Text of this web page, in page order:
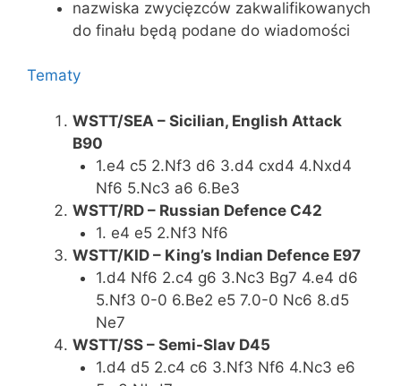
nazwiska zwycięzców zakwalifikowanych
do finału będą podane do wiadomości
Tematy
WSTT/SEA – Sicilian, English Attack
B90
1.e4 c5 2.Nf3 d6 3.d4 cxd4 4.Nxd4
Nf6 5.Nc3 a6 6.Be3
WSTT/RD – Russian Defence C42
1. e4 e5 2.Nf3 Nf6
WSTT/KID – King’s Indian Defence E97
1.d4 Nf6 2.c4 g6 3.Nc3 Bg7 4.e4 d6
5.Nf3 0-0 6.Be2 e5 7.0-0 Nc6 8.d5
Ne7
WSTT/SS – Semi-Slav D45
1.d4 d5 2.c4 c6 3.Nf3 Nf6 4.Nc3 e6